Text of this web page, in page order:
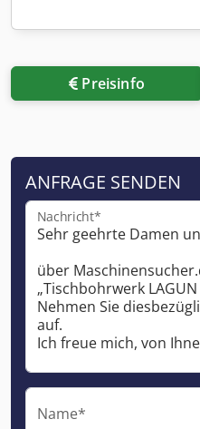
Preisinfo
ANFRAGE SENDEN
Nachricht*
Name*